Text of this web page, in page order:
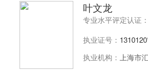
叶文龙
专业水平评定认证：
执业证号：
执业机构： 上海市